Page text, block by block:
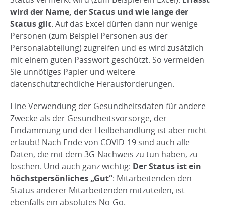
wird der Name, der Status und wie lange der
Status gilt. Auf das Excel dürfen dann nur wenige
Personen (zum Beispiel Personen aus der
Personalabteilung) zugreifen und es wird zusätzlich
mit einem guten Passwort geschützt. So vermeiden
Sie unnötiges Papier und weitere
datenschutzrechtliche Herausforderungen.
Eine Verwendung der Gesundheitsdaten für andere
Zwecke als der Gesundheitsvorsorge, der
Eindämmung und der Heilbehandlung ist aber nicht
erlaubt! Nach Ende von COVID-19 sind auch alle
Daten, die mit dem 3G-Nachweis zu tun haben, zu
löschen. Und auch ganz wichtig: Der Status ist ein
höchstpersönliches „Gut“: Mitarbeitenden den
Status anderer Mitarbeitenden mitzuteilen, ist
ebenfalls ein absolutes No-Go.